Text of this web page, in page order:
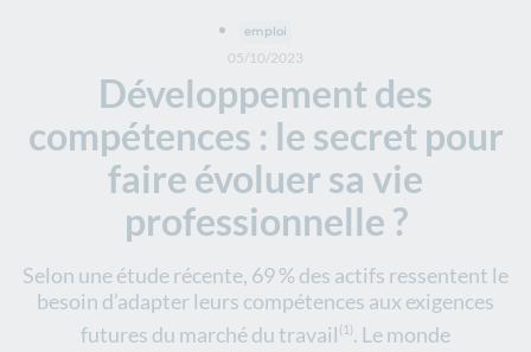
Développement des
compétences : le secret pour
faire évoluer sa vie
professionnelle ?
05/10/2023
emploi
Selon une étude récente, 69 % des actifs ressentent le
besoin d’adapter leurs compétences aux exigences
futures du marché du travail (1). Le monde